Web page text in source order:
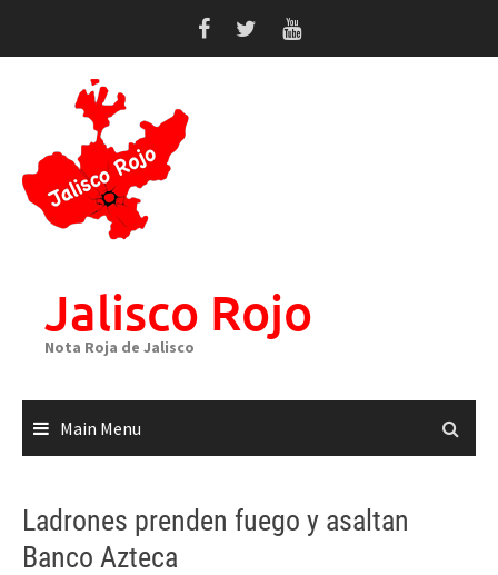
Jalisco Rojo
Nota Roja de Jalisco
Main Menu
Ladrones prenden fuego y asaltan
Banco Azteca